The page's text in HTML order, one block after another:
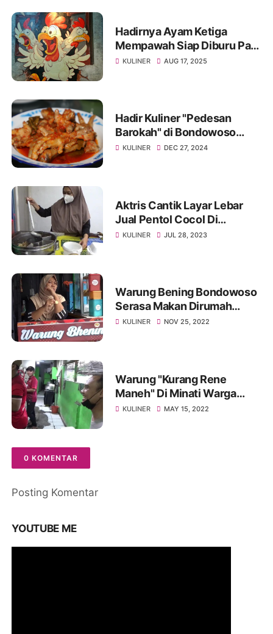
Hadirnya Ayam Ketiga
Mempawah Siap Diburu Para
Kuliner Sejati
KULINER AUG 17, 2025
Hadir Kuliner "Pedesan
Barokah" di Bondowoso
Harga Murah Meriah
KULINER DEC 27, 2024
Aktris Cantik Layar Lebar
Jual Pentol Cocol Di
Tamansari Bondowoso
KULINER JUL 28, 2023
Warung Bening Bondowoso
Serasa Makan Dirumah
Sendiri
KULINER NOV 25, 2022
Warung "Kurang Rene
Maneh" Di Minati Warga
Bondowoso
KULINER MAY 15, 2022
0 KOMENTAR
Posting Komentar
YOUTUBE ME